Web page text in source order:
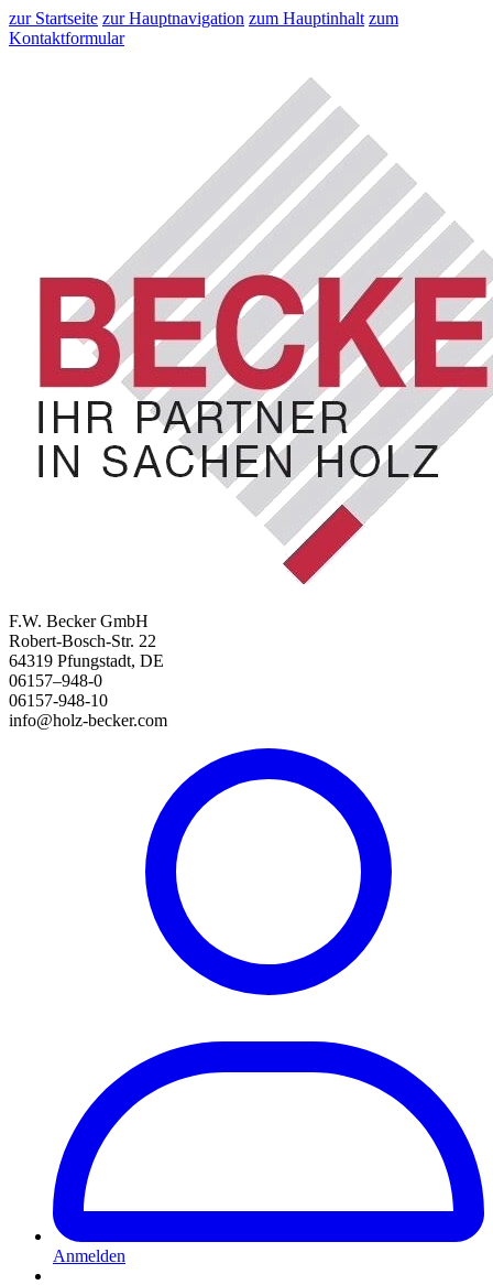
zur Startseite zur Hauptnavigation zum Hauptinhalt zum
Kontaktformular
F.W. Becker GmbH
Robert-Bosch-Str. 22
64319 Pfungstadt, DE
06157–948-0
06157-948-10
info@holz-becker.com
Anmelden